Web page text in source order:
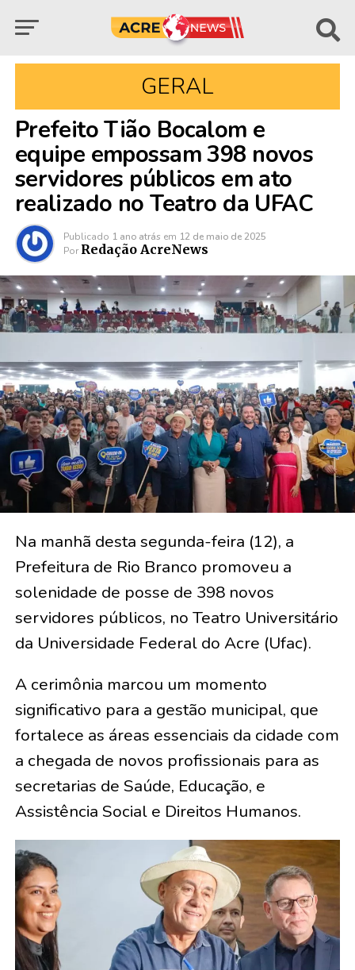
GERAL
Prefeito Tião Bocalom e
equipe empossam 398 novos
servidores públicos em ato
realizado no Teatro da UFAC
Publicado 1 ano atrás em 12 de maio de 2025
Por Redação AcreNews
Na manhã desta segunda-feira (12), a
Prefeitura de Rio Branco promoveu a
solenidade de posse de 398 novos
servidores públicos, no Teatro Universitário
da Universidade Federal do Acre (Ufac).
A cerimônia marcou um momento
significativo para a gestão municipal, que
fortalece as áreas essenciais da cidade com
a chegada de novos profissionais para as
secretarias de Saúde, Educação, e
Assistência Social e Direitos Humanos.